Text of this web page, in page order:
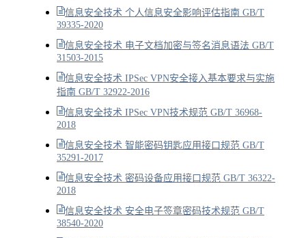
信息安全技术 个人信息安全影响评估指南 GB/T
39335-2020
信息安全技术 电子文档加密与签名消息语法 GB/T
31503-2015
信息安全技术 IPSec VPN安全接入基本要求与实施
指南 GB/T 32922-2016
信息安全技术 IPSec VPN技术规范 GB/T 36968-
2018
信息安全技术 智能密码钥匙应用接口规范 GB/T
35291-2017
信息安全技术 密码设备应用接口规范 GB/T 36322-
2018
信息安全技术 安全电子签章密码技术规范 GB/T
38540-2020